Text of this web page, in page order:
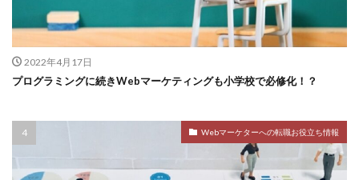
2022年4月17日
プログラミングに続きWebマーケティングも小学校で必修化！？
Webマーケターへの転職お役立ち情報